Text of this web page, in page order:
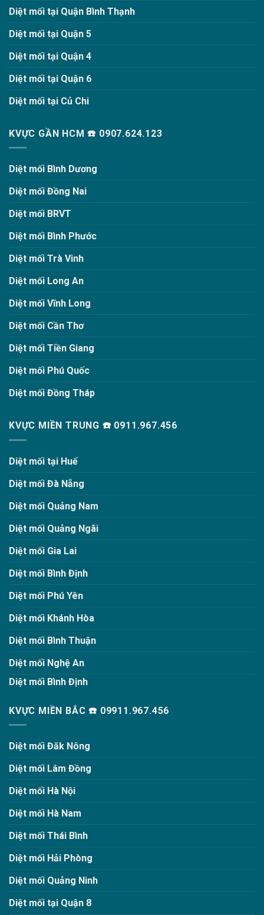
Diệt mối tại Quận Bình Thạnh
Diệt mối tại Quận 5
Diệt mối tại Quận 4
Diệt mối tại Quận 6
Diệt mối tại Củ Chi
KVỰC GẦN HCM ☎️ 0907.624.123
Diệt mối Bình Dương
Diệt mối Đồng Nai
Diệt mối BRVT
Diệt mối Bình Phước
Diệt mối Trà Vinh
Diệt mối Long An
Diệt mối Vĩnh Long
Diệt mối Cần Thơ
Diệt mối Tiền Giang
Diệt mối Phú Quốc
Diệt mối Đồng Tháp
KVỰC MIỀN TRUNG ☎️ 0911.967.456
Diệt mối tại Huế
Diệt mối Đà Nẵng
Diệt mối Quảng Nam
Diệt mối Quảng Ngãi
Diệt mối Gia Lai
Diệt mối Bình Định
Diệt mối Phú Yên
Diệt mối Khánh Hòa
Diệt mối Bình Thuận
Diệt mối Nghệ An
Diệt mối Bình Định
KVỰC MIỀN BẮC ☎️ 09911.967.456
Diệt mối Đăk Nông
Diệt mối Lâm Đồng
Diệt mối Hà Nội
Diệt mối Hà Nam
Diệt mối Thái Bình
Diệt mối Hải Phòng
Diệt mối Quảng Ninh
Diệt mối tại Quận 8